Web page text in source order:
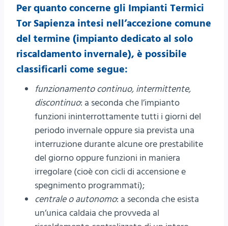
Per quanto concerne gli Impianti Termici
Tor Sapienza intesi nell’accezione comune
del termine (impianto dedicato al solo
riscaldamento invernale), è possibile
classificarli come segue:
funzionamento continuo, intermittente,
discontinuo: a seconda che l’impianto
funzioni ininterrottamente tutti i giorni del
periodo invernale oppure sia prevista una
interruzione durante alcune ore prestabilite
del giorno oppure funzioni in maniera
irregolare (cioè con cicli di accensione e
spegnimento programmati);
centrale o autonomo: a seconda che esista
un’unica caldaia che provveda al